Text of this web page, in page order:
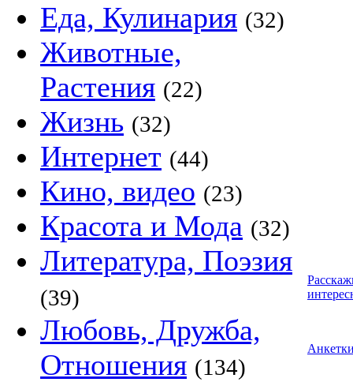
Еда, Кулинария (32)
Животные,
Растения (22)
Жизнь (32)
Интернет (44)
Кино, видео (23)
Красота и Мода (32)
Литература, Поэзия
(39)
Любовь, Дружба,
Отношения (134)